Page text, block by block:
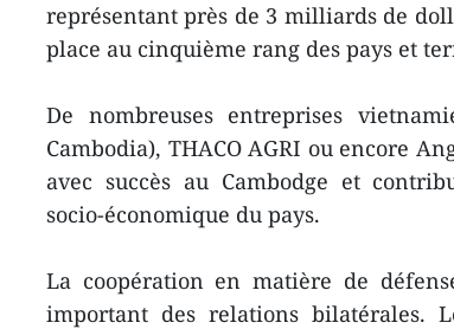
représentant près de 3 milliards de
place au cinquième rang des pays et
De nombreuses entreprises
Cambodia), THACO AGRI ou encore
avec succès au Cambodge et
socio-économique du pays.
La coopération en matière de
important des relations bilatérales.